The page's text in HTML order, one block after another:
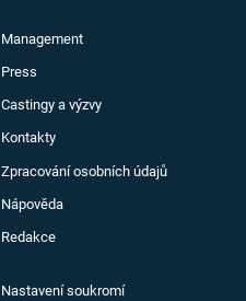
Management
Press
Castingy a výzvy
Kontakty
Zpracování osobních údajů
Nápověda
Redakce
Nastavení soukromí